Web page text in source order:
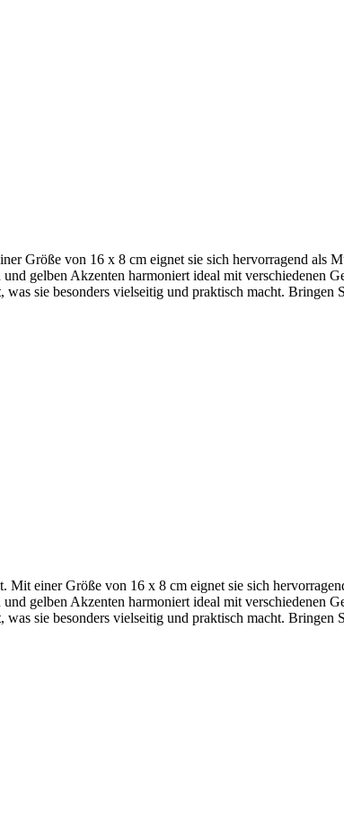
Größe von 16 x 8 cm eignet sie sich hervorragend als
gelben Akzenten harmoniert ideal mit verschiedenen
, was sie besonders vielseitig und praktisch macht. Bringen
einer Größe von 16 x 8 cm eignet sie sich
gelben Akzenten harmoniert ideal mit verschiedenen
, was sie besonders vielseitig und praktisch macht. Bringen